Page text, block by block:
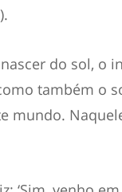
do sol, o
também o
mundo.